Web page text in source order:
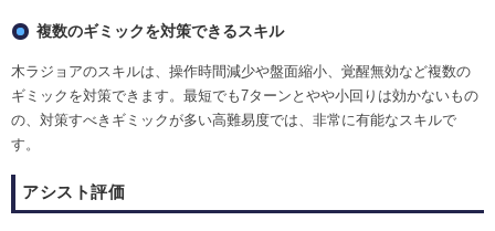
複数のギミックを対策できるスキル
木ラジョアのスキルは、操作時間減少や盤面縮小、覚醒無効など複数の
ギミックを対策できます。最短でも7ターンとやや小回りは効かないもの
の、対策すべきギミックが多い高難易度では、非常に有能なスキルで
す。
アシスト評価